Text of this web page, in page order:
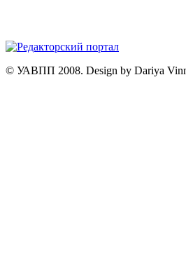
© УАВПП 2008. Design by Dariya